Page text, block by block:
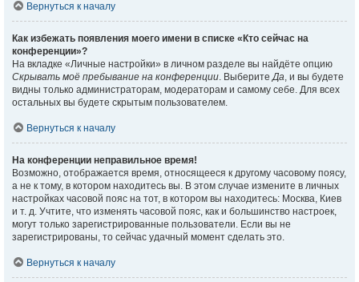
Вернуться к началу
Как избежать появления моего имени в списке «Кто сейчас на
конференции»?
На вкладке «Личные настройки» в личном разделе вы найдёте опцию
Скрывать моё пребывание на конференции. ВыберитеДа, и вы будете
видны только администраторам, модераторам и самому себе. Для всех
остальных вы будете скрытым пользователем.
Вернуться к началу
На конференции неправильное время!
Возможно, отображается время, относящееся к другому часовому поясу,
а не к тому, в котором находитесь вы. В этом случае измените в личных
настройках часовой пояс на тот, в котором вы находитесь: Москва, Киев
и т. д. Учтите, что изменять часовой пояс, как и большинство настроек,
могут только зарегистрированные пользователи. Если вы не
зарегистрированы, то сейчас удачный момент сделать это.
Вернуться к началу